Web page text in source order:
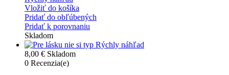
Vložiť do košíka
Pridať do obľúbených
Pridať k porovnaniu
Skladom
Rýchly náhľad
8,00 € Skladom
0 Recenzia(e)